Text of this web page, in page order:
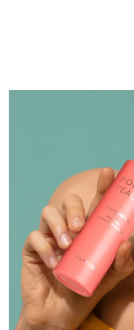
Eslovenia
Corea del Sur
España
Suecia
Suiza
Taiwán